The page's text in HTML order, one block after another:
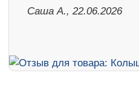
Саша А., 22.06.2026